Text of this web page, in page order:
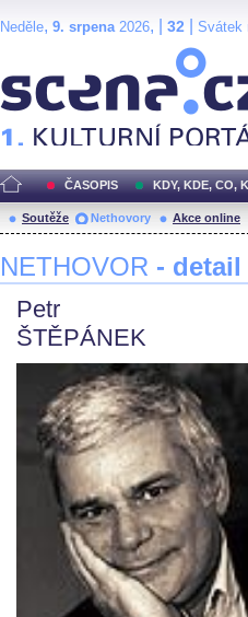
Neděle, 9. srpena2026, | 32 Svátek
ČASOPIS KDY, KDE, CO,
Soutěže Nethovory Akce online
NETHOVOR - detail
Petr
ŠTĚPÁNEK